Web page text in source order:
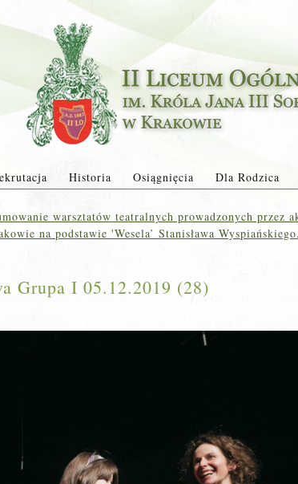
Historia Osiągnięcia Dla Rodzica
warsztatów teatralnych prowadzonych przez
na podstawie 'Wesela’ Stanisława Wyspiańskiego.
Grupa I 05.12.2019 (28)